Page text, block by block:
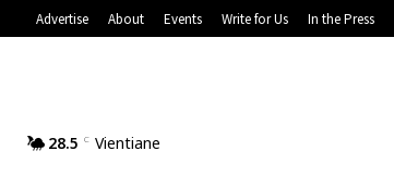
Advertise About Events Write for Us In the Press
28.5 C Vientiane